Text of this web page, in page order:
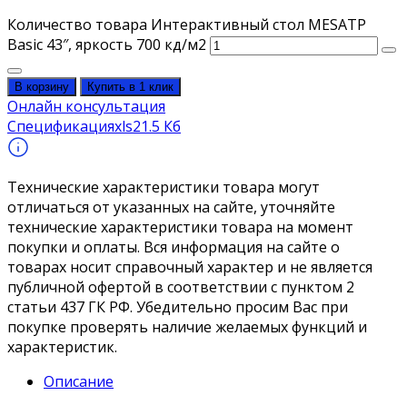
Количество товара Интерактивный стол MESATP
Basic 43″, яркость 700 кд/м2
В корзину Купить в 1 клик
Онлайн консультация
Спецификацияxls21.5 Кб
Технические характеристики товара могут
отличаться от указанных на сайте, уточняйте
технические характеристики товара на момент
покупки и оплаты. Вся информация на сайте о
товарах носит справочный характер и не является
публичной офертой в соответствии с пунктом 2
статьи 437 ГК РФ. Убедительно просим Вас при
покупке проверять наличие желаемых функций и
характеристик.
Описание